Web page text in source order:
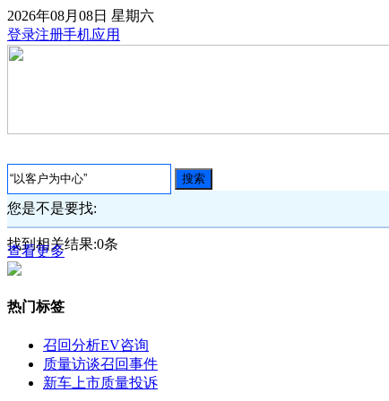
2026年08月08日 星期六
登录注册手机应用
搜索
您是不是要找:
找到相关结果:0条
查看更多
热门标签
召回分析EV咨询
质量访谈召回事件
新车上市质量投诉